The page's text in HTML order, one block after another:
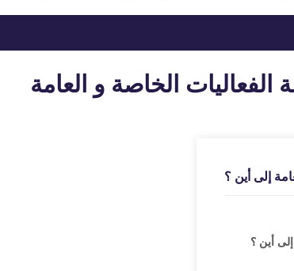
الفعاليات الخاصة و العامة
إلى أين ؟
أين ؟